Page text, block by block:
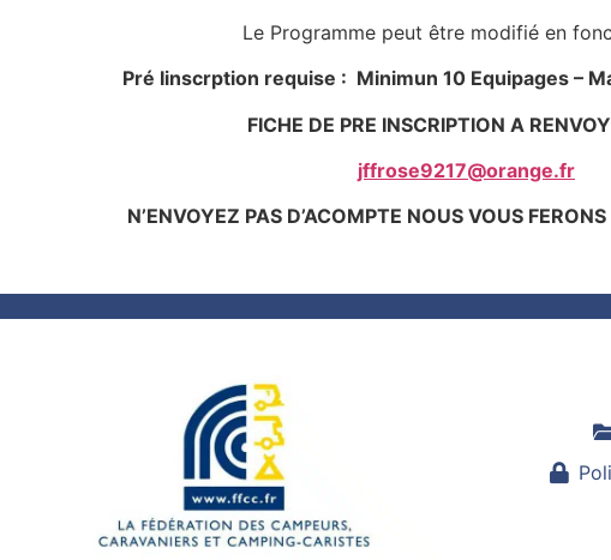
Le Programme peut être modifié en
Pré Iinscrption requise : Minimun 10 Equipages –
FICHE DE PRE INSCRIPTION A
jffrose9217@orange.fr
N’ENVOYEZ PAS D’ACOMPTE NOUS VOUS